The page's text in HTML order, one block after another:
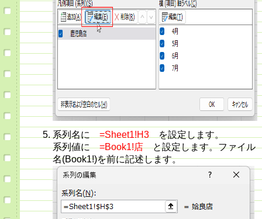
系列名に =Sheet1!H3 を設定します。
系列値に=Book1!店と設定します。ファイル
名(Book1!)を前に記述します。